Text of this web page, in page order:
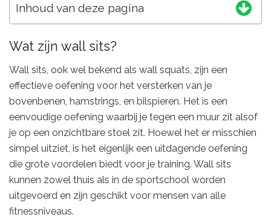
Inhoud van deze pagina
Wat zijn wall sits?
Wall sits, ook wel bekend als wall squats, zijn een
effectieve oefening voor het versterken van je
bovenbenen, hamstrings, en bilspieren. Het is een
eenvoudige oefening waarbij je tegen een muur zit alsof
je op een onzichtbare stoel zit. Hoewel het er misschien
simpel uitziet, is het eigenlijk een uitdagende oefening
die grote voordelen biedt voor je training. Wall sits
kunnen zowel thuis als in de sportschool worden
uitgevoerd en zijn geschikt voor mensen van alle
fitnessniveaus.